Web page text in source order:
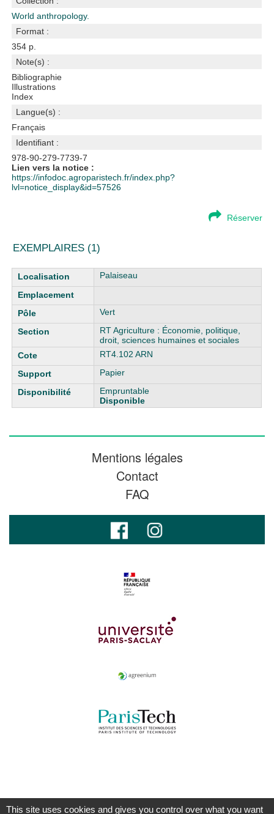
World anthropology.
Format :
354 p.
Note(s) :
Bibliographie
Illustrations
Index
Langue(s) :
Français
Identifiant :
978-90-279-7739-7
Lien vers la notice :
https://infodoc.agroparistech.fr/index.php?
lvl=notice_display&id=57526
Réserver
EXEMPLAIRES (1)
Liste des exemplaires Palaiseau
Vert
RT Agriculture : Économie, politique,
droit, sciences humaines et sociales
RT4.102 ARN
Papier
Empruntable
Disponible
Mentions légales
Contact
FAQ
This site uses cookies and gives you control over what you want